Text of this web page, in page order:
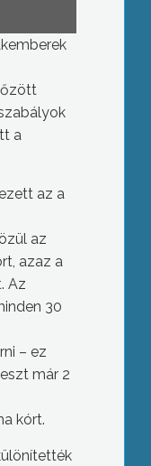
a
az a
az
azaz a
Az
30
– ez
már 2
kórt.